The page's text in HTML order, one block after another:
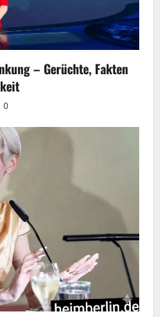
– Gerüchte, Fakten
0